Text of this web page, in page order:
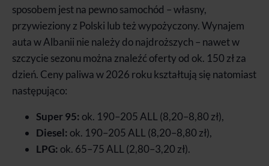
sposobem jest na pewno samochód – własny,
przywieziony z Polski lub też wypożyczony. Wynajem
auta w Albanii nie należy do najdroższych – nawet w
szczycie sezonu można znaleźć oferty od ok. 150 zł za
dzień. Ceny paliwa w 2026 roku kształtują się natomiast
następująco:
Super 95: ok. 190–205 ALL (8,20–8,80 zł),
Diesel: ok. 190–205 ALL (8,20–8,80 zł),
LPG: ok. 65–75 ALL (2,80–3,20 zł).